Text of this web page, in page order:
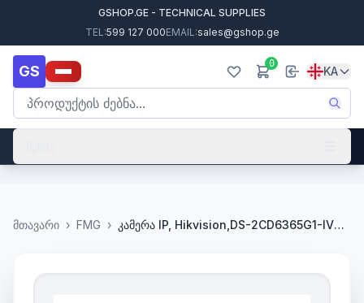
GSHOP.GE - TECHNICAL SUPPLIES
TEL:599 127 000EMAIL:sales@gshop.ge
GS 0
KA
მთავარი › FMG › კამერა IP, Hikvision,DS-2CD6365G1-IVS(1.16mm), 6 MP PanoVu Series, DeepinView Fisheye Network Camera,Heatmap